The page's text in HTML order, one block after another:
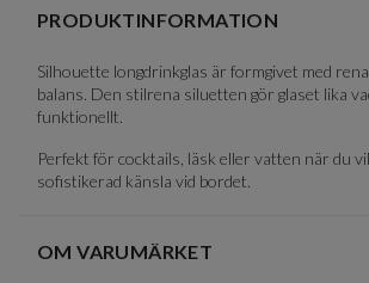
of
PRODUKTINFORMATION
Silhouette longdrinkglas är formgivet med
balans. Den stilrena siluetten gör glaset lika
funktionellt.
Perfekt för cocktails, läsk eller vatten när du
sofistikerad känsla vid bordet.
OM VARUMÄRKET